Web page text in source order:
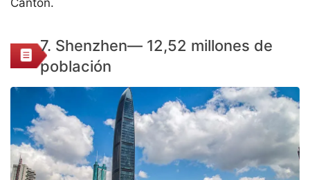
Cantón.
7. Shenzhen— 12,52 millones de
población